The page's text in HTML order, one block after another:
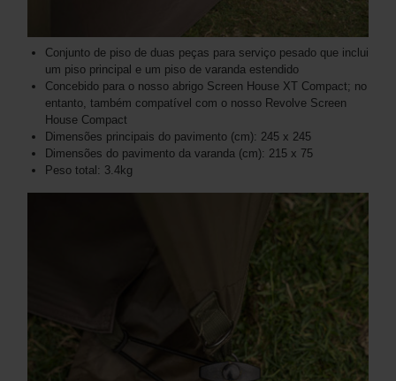
Conjunto de piso de duas peças para serviço pesado que inclui
um piso principal e um piso de varanda estendido
Concebido para o nosso abrigo Screen House XT Compact; no
entanto, também compatível com o nosso Revolve Screen
House Compact
Dimensões principais do pavimento (cm): 245 x 245
Dimensões do pavimento da varanda (cm): 215 x 75
Peso total: 3.4kg